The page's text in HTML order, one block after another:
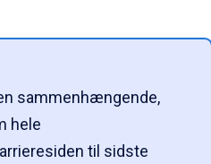
sammenhængende,
hele
til sidste